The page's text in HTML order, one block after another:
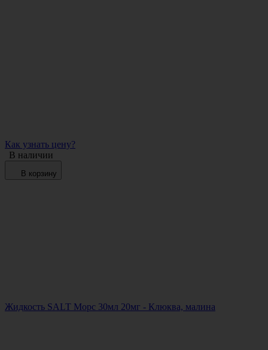
Как узнать цену?
В наличии
В корзину
Жидкость SALT Морс 30мл 20мг - Клюква, малина